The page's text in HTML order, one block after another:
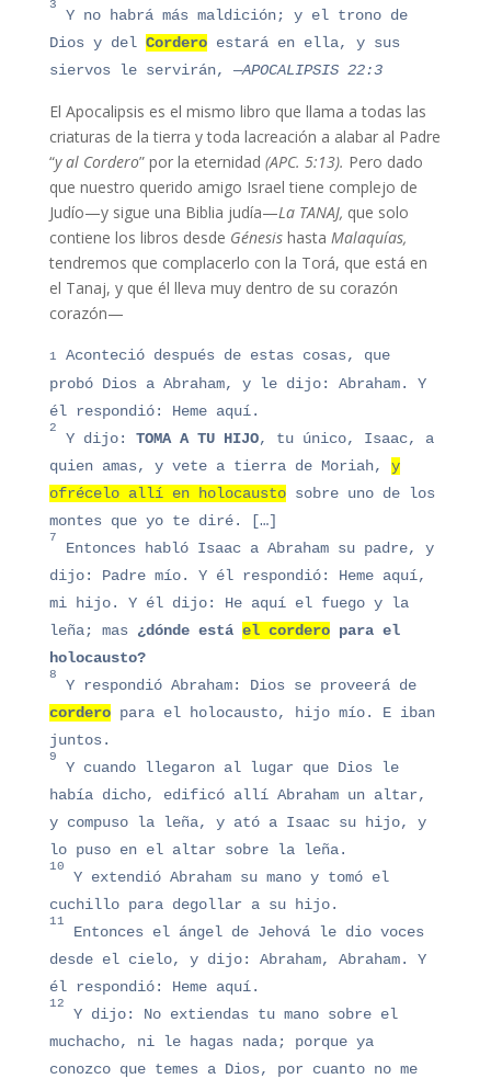
3
Y no habrá más maldición; y el trono de
Dios y del Corderoestará en ella, y sus
siervos le servirán, —APOCALIPSIS 22:3
El Apocalipsis es el mismo libro que llama a todas las
criaturas de la tierra y toda lacreación a alabar al Padre
“y al Cordero” por la eternidad (APC. 5:13). Pero dado
que nuestro querido amigo Israel tiene complejo de
Judío—y sigue una Biblia judía—La TANAJ, que solo
contiene los libros desde Génesishasta Malaquías,
tendremos que complacerlo con la Torá, que está en
el Tanaj, y que él lleva muy dentro de su corazón
corazón—
1
Aconteció después de estas cosas, que
probó Dios a Abraham, y le dijo: Abraham. Y
él respondió: Heme aquí.
2
Y dijo: TOMA A TU HIJO, tu único, Isaac, a
quien amas, y vete a tierra de Moriah, y
ofrécelo allí en holocaustosobre uno de los
montes que yo te diré. […]
7
Entonces habló Isaac a Abraham su padre, y
dijo: Padre mío. Y él respondió: Heme aquí,
mi hijo. Y él dijo: He aquí el fuego y la
leña; mas ¿dónde está el corderopara el
holocausto?
8
Y respondió Abraham: Dios se proveerá de
corderopara el holocausto, hijo mío. E iban
juntos.
9
Y cuando llegaron al lugar que Dios le
había dicho, edificó allí Abraham un altar,
y compuso la leña, y ató a Isaac su hijo, y
lo puso en el altar sobre la leña.
10
Y extendió Abraham su mano y tomó el
cuchillo para degollar a su hijo.
11
Entonces el ángel de Jehová le dio voces
desde el cielo, y dijo: Abraham, Abraham. Y
él respondió: Heme aquí.
12
Y dijo: No extiendas tu mano sobre el
muchacho, ni le hagas nada; porque ya
conozco que temes a Dios, por cuanto no me